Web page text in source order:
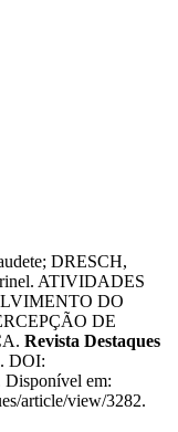
DRESCH,
ATIVIDADES
DO
DE
Revista Destaques
DOI:
Disponível em:
article/view/3282.